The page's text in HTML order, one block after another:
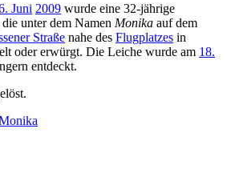
Juni 2009 wurde eine 32-jährige
unter dem Namen Monika auf dem
Straße nahe des Flugplatzes in
oder erwürgt. Die Leiche wurde am 18.
entdeckt.